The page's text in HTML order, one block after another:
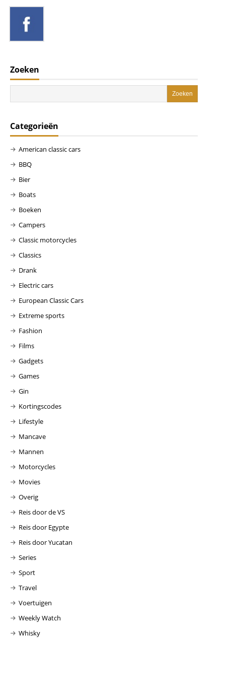
Zoeken
Categorieën
American classic cars
BBQ
Bier
Boats
Boeken
Campers
Classic motorcycles
Classics
Drank
Electric cars
European Classic Cars
Extreme sports
Fashion
Films
Gadgets
Games
Gin
Kortingscodes
Lifestyle
Mancave
Mannen
Motorcycles
Movies
Overig
Reis door de VS
Reis door Egypte
Reis door Yucatan
Series
Sport
Travel
Voertuigen
Weekly Watch
Whisky